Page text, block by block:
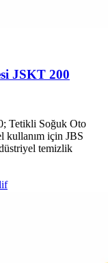
JSKT 200
Tetikli Soğuk Oto
kullanım için JBS
temizlik